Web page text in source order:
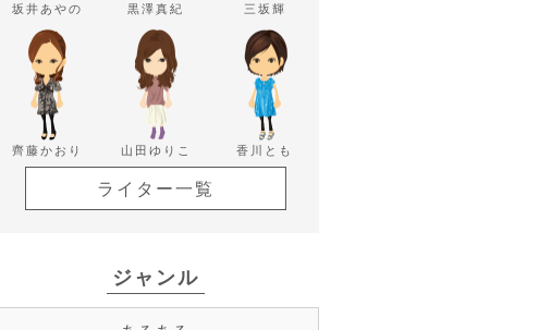
坂井あやの 黒澤真紀 三坂輝
齊藤かおり 山田ゆりこ 香川とも
ライター一覧
ジャンル